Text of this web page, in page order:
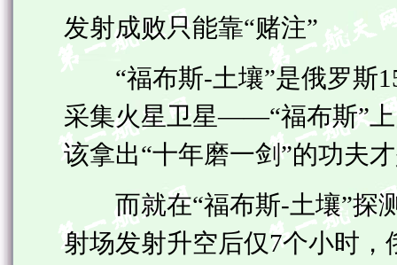
发射成败只能靠“赌注”
“福布斯-土壤”是俄罗斯15
采集火星卫星——“福布斯”
该拿出“十年磨一剑”的功夫
而就在“福布斯-土壤”探
射场发射升空后仅7个小时